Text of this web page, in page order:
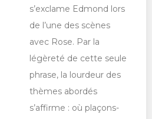
s’exclame Edmond lors
de l’une des scènes
avec Rose. Par la
légèreté de cette seule
phrase, la lourdeur des
thèmes abordés
s’affirme : où plaçons-